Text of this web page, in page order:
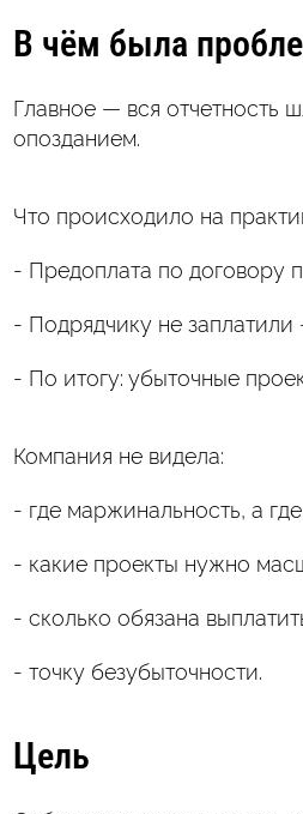
В чём была
Главное — вся отчетность
опозданием.
Что происходило на
- Предоплата по договору
- Подрядчику не заплатили
- По итогу: убыточные
Компания не видела:
- где маржинальность, а
- какие проекты нужно
- сколько обязана
- точку безубыточности.
Цель